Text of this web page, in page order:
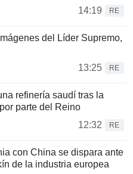
14:19
RE
del Líder Supremo,
13:25
RE
refinería saudí tras la
parte del Reino
12:32
RE
con China se dispara ante
de la industria europea